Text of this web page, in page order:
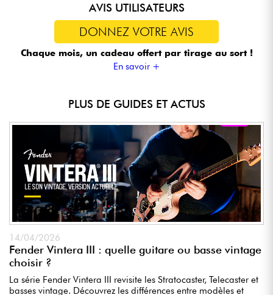
AVIS UTILISATEURS
DONNEZ VOTRE AVIS
Chaque mois, un cadeau offert par tirage au sort !
En savoir +
PLUS DE GUIDES ET ACTUS
14/04/2026
Fender Vintera III : quelle guitare ou basse vintage
choisir ?
La série Fender Vintera III revisite les Stratocaster, Telecaster et
basses vintage. Découvrez les différences entre modèles et